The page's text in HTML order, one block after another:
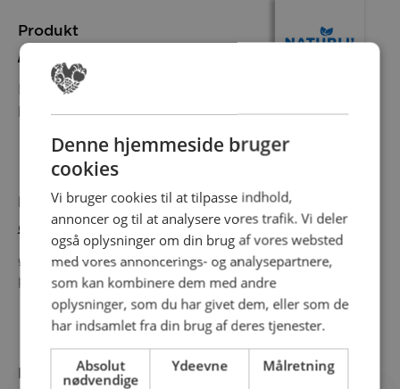
Produkt
Naturli’ PRO Barista
plantebaserede havredrik er det...
Produkt
ØKOLOGISK SMØRBAR 2 KG
ØKOLOGISK SMØRBAR 2 KG Vores
prisvindende, økologisk Smørbar –bare større!...
Produkt
Denne hjemmeside bruger
cookies
Vi bruger cookies til at tilpasse indhold,
annoncer og til at analysere vores trafik. Vi deler
også oplysninger om din brug af vores websted
med vores annoncerings- og analysepartnere,
som kan kombinere dem med andre
oplysninger, som du har givet dem, eller som de
har indsamlet fra din brug af deres tjenester.
Absolut
nødvendige
Ydeevne Målretning